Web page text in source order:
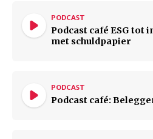
PODCAST
Podcast café ESG tot
met schuldpapier
PODCAST
Podcast café: